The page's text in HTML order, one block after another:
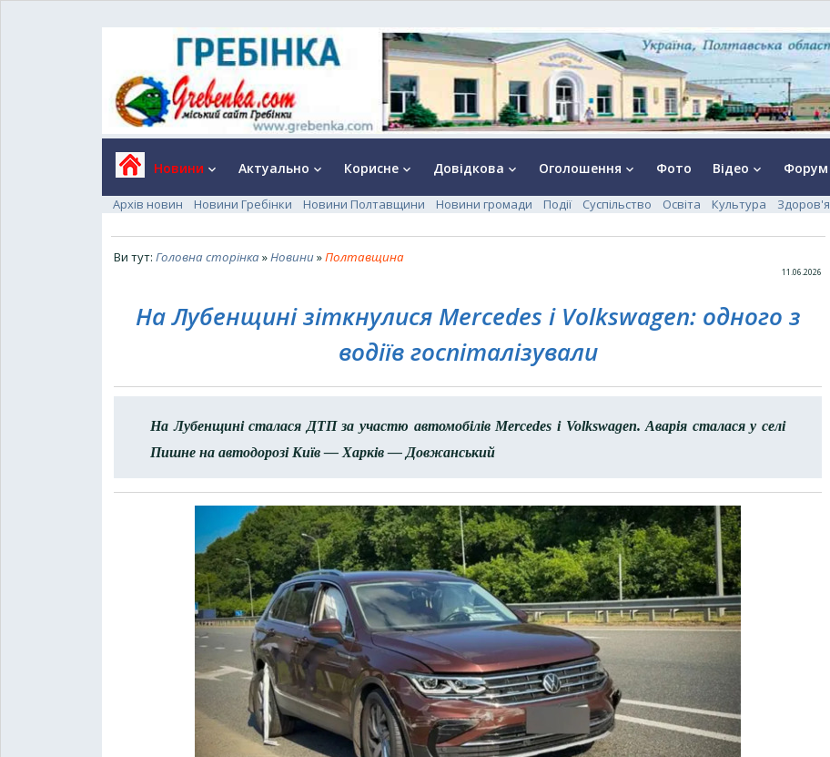
Новини keyboard_arrow_down Актуально keyboard_arrow_down Корисне keyboard_arrow_down Довідкова keyboard_arrow_down Оголошення keyboard_arrow_down Фото Відео keyboard_arrow_down Форум
Архів новин Новини Гребінки Новини Полтавщини Новини громади Події Суспільство Освіта Культура Здоров'я
Ви тут: Головна сторінка»Новини»Полтавщина
11.06.2026
На Лубенщині зіткнулися Mercedes і Volkswagen: одного з
водіїв госпіталізували
На Лубенщині сталася ДТП за участю автомобілів Mercedes і Volkswagen. Аварія сталася у селі
Пишне на автодорозі Київ — Харків — Довжанський